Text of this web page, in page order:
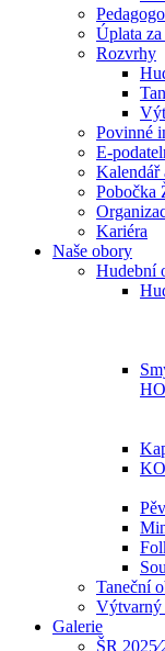
Úplata
Rozvrhy
Povinné
E-
Kalendář
Pobočka
Kariéra
Naše obory
Hudební
Taneční
Výtvarný
Galerie
ŠR